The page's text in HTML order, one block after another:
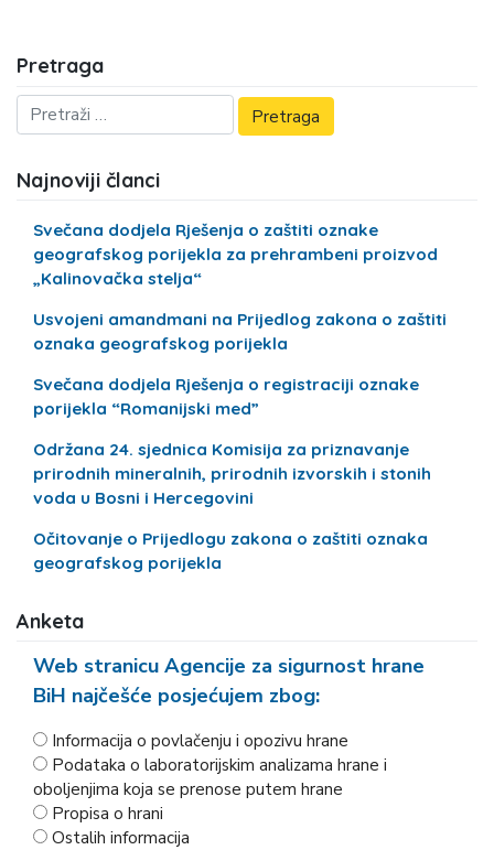
Pretraga
Najnoviji članci
Svečana dodjela Rješenja o zaštiti oznake
geografskog porijekla za prehrambeni proizvod
„Kalinovačka stelja“
Usvojeni amandmani na Prijedlog zakona o zaštiti
oznaka geografskog porijekla
Svečana dodjela Rješenja o registraciji oznake
porijekla “Romanijski med”
Održana 24. sjednica Komisija za priznavanje
prirodnih mineralnih, prirodnih izvorskih i stonih
voda u Bosni i Hercegovini
Očitovanje o Prijedlogu zakona o zaštiti oznaka
geografskog porijekla
Anketa
Web stranicu Agencije za sigurnost hrane
BiH najčešće posjećujem zbog:
Informacija o povlačenju i opozivu hrane
Podataka o laboratorijskim analizama hrane i
oboljenjima koja se prenose putem hrane
Propisa o hrani
Ostalih informacija